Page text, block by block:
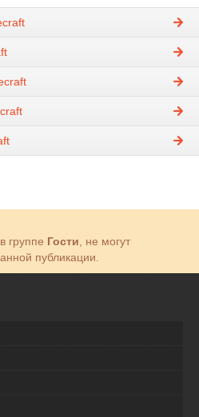
группе Гости, не могут
публикации.